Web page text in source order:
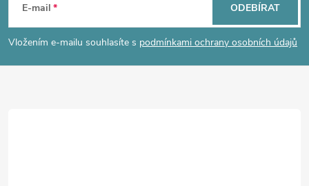
p
a
E-mail
Vložením e-mailu souhlasíte s podmínkami ochrany osobních údajů
ODEBÍRAT